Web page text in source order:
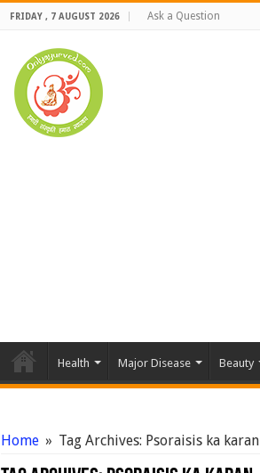
FRIDAY , 7 AUGUST 2026 Ask a Question
Health Major Disease Beauty
Home » Tag Archives: Psoraisis ka karan